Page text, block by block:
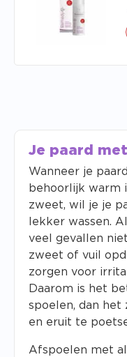
Je paard
Wanneer je
behoorlijk warm
zweet, wil je je
lekker wassen.
veel gevallen
zweet of vuil
zorgen voor
Daarom is het
spoelen, dan
en eruit te
Afspoelen met